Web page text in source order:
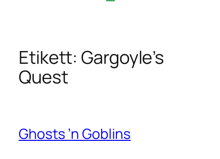
Etikett: Gargoyle’s
Quest
Ghosts ’n Goblins